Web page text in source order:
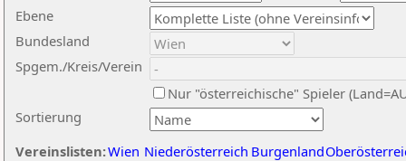
Ebene
Sortierung
Bundesland
Spgem./Kreis/Verein
Nur "österreichische" Spieler
Vereinslisten:Wien Niederösterreich Burgenland